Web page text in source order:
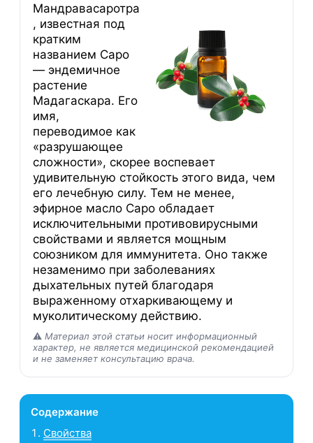
Мандравасаротра
, известная под
кратким
названием Саро
— эндемичное
растение
Мадагаскара. Его
имя,
переводимое как
«разрушающее
сложности», скорее воспевает
удивительную стойкость этого вида, чем
его лечебную силу. Тем не менее,
эфирное масло Саро обладает
исключительными противовирусными
свойствами и является мощным
союзником для иммунитета. Оно также
незаменимо при заболеваниях
дыхательных путей благодаря
выраженному отхаркивающему и
муколитическому действию.
⚠️ Материал этой статьи носит информационный
характер, не является медицинской рекомендацией
и не заменяет консультацию врача.
Содержание
Свойства